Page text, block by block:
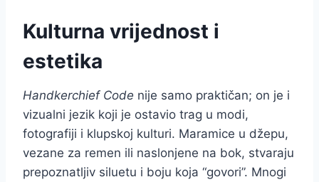
Kulturna vrijednost i
estetika
Handkerchief Code nije samo praktičan; on je i
vizualni jezik koji je ostavio trag u modi,
fotografiji i klupskoj kulturi. Maramice u džepu,
vezane za remen ili naslonjene na bok, stvaraju
prepoznatljiv siluetu i boju koja “govori”. Mnogi